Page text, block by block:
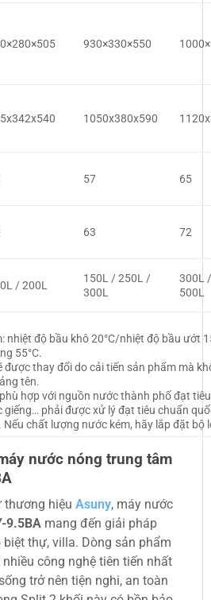
930×330×550
1050x380x590
57 65
63 72
/ 200L
150L / 250L /
300L
300L
500L
nhiệt độ bầu khô 20°C/nhiệt độ bầu ướt
55°C.
được thay đổi do cải tiến sản phẩm mà
tên.
hợp với nguồn nước thành phố đạt
phải được xử lý đạt tiêu chuẩn
chất lượng nước kém, hãy lắp đặt bộ
nước nóng trung tâm
thương hiệu Asuny, máy nước
9.5BA mang đến giải pháp
thự, villa. Dòng sản phẩm
công nghệ tiên tiến nhất
trở nên tiện nghi, an toàn